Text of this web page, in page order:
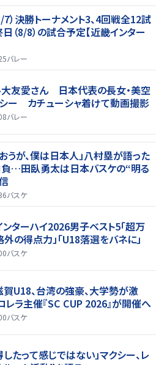
）決勝トーナメント3、4回戦全12試
（8/8）の試合予定【近畿インター
バレー
大友愛さん 日本代表の長女・美空
シー カチューシャ着けて動画撮影
バレー
うが、僕は日本人」八村塁が語った
…田臥勇太は日本バスケの“明る
バスケ
ンターハイ2026男子ベスト5「超万
外の得点力」「U18落選をバネに」
バスケ
U18、台湾の強豪、大学勢が激
レラ主催『SC CUP 2026』が開催へ
バスケ
したって感じではない」マクシー、レ